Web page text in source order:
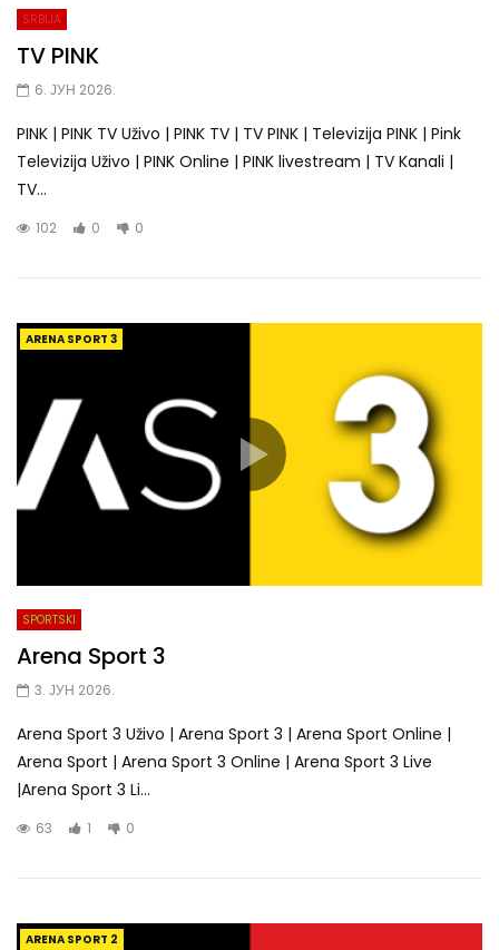
SRBIJA
TV PINK
6. ЈУН 2026.
PINK | PINK TV Uživo | PINK TV | TV PINK | Televizija PINK | Pink
Televizija Uživo | PINK Online | PINK livestream | TV Kanali |
TV...
102 0 0
ARENA SPORT 3
SPORTSKI
Arena Sport 3
3. ЈУН 2026.
Arena Sport 3 Uživo | Arena Sport 3 | Arena Sport Online |
Arena Sport | Arena Sport 3 Online | Arena Sport 3 Live
|Arena Sport 3 Li...
63 1 0
ARENA SPORT 2